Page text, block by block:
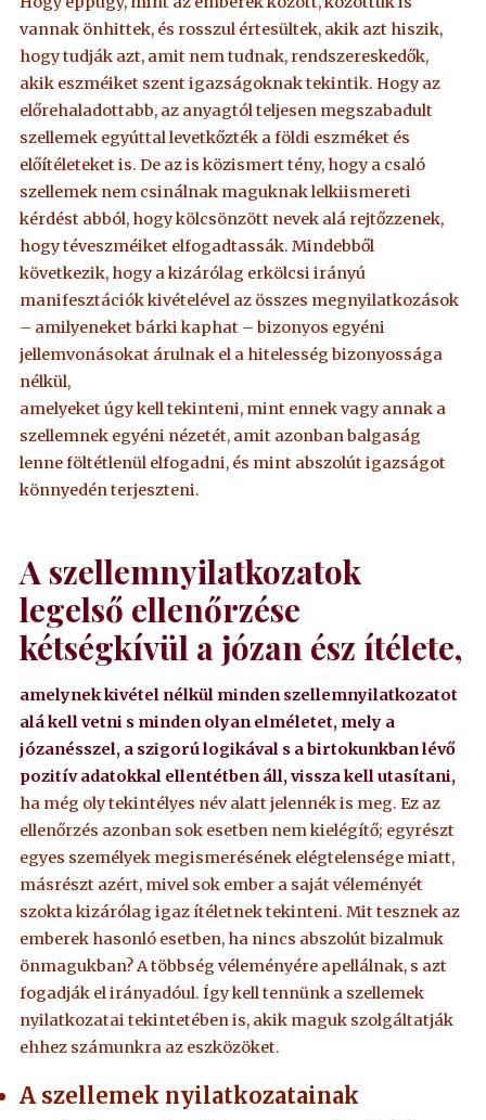
vannak önhittek, és rosszul értesültek, akik azt hiszik,
hogy tudják azt, amit nem tudnak, rendszereskedők,
akik eszméiket szent igazságoknak tekintik. Hogy az
előrehaladottabb, az anyagtól teljesen megszabadult
szellemek egyúttal levetkőzték a földi eszméket és
előítéleteket is. De az is közismert tény, hogy a csaló
szellemek nem csinálnak maguknak lelkiismereti
kérdést abból, hogy kölcsönzött nevek alá rejtőzzenek,
hogy téveszméiket elfogadtassák. Mindebből
következik, hogy a kizárólag erkölcsi irányú
manifesztációk kivételével az összes megnyilatkozások
– amilyeneket bárki kaphat – bizonyos egyéni
jellemvonásokat árulnak el a hitelesség bizonyossága
nélkül,
amelyeket úgy kell tekinteni, mint ennek vagy annak a
szellemnek egyéni nézetét, amit azonban balgaság
lenne föltétlenül elfogadni, és mint abszolút igazságot
könnyedén terjeszteni.
A szellemnyilatkozatok
legelső ellenőrzése
kétségkívül a józan ész ítélete,
amelynek kivétel nélkül minden szellemnyilatkozatot
alá kell vetni s minden olyan elméletet, mely a
józanésszel, a szigorú logikával s a birtokunkban lévő
pozitív adatokkal ellentétben áll, vissza kell utasítani,
ha még oly tekintélyes név alatt jelennék is meg. Ez az
ellenőrzés azonban sok esetben nem kielégítő; egyrészt
egyes személyek megismerésének elégtelensége miatt,
másrészt azért, mivel sok ember a saját véleményét
szokta kizárólag igaz ítéletnek tekinteni. Mit tesznek az
emberek hasonló esetben, ha nincs abszolút bizalmuk
önmagukban? A többség véleményére apellálnak, s azt
fogadják el irányadóul. Így kell tennünk a szellemek
nyilatkozatai tekintetében is, akik maguk szolgáltatják
ehhez számunkra az eszközöket.
A szellemek nyilatkozatainak